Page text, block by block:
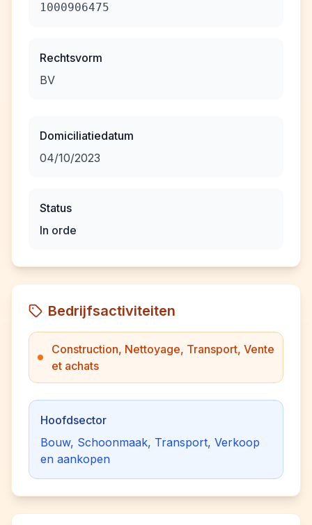
1000906475
Rechtsvorm
BV
Domiciliatiedatum
04/10/2023
Status
In orde
Bedrijfsactiviteiten
Construction, Nettoyage, Transport, Vente
et achats
Hoofdsector
Bouw, Schoonmaak, Transport, Verkoop
en aankopen